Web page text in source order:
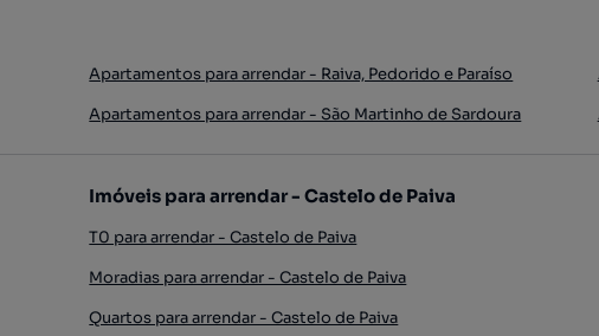
Apartamentos para arrendar - Raiva, Pedorido e Paraíso
Apartamentos para arrendar - São Martinho de Sardoura
Imóveis para arrendar - Castelo de Paiva
T0 para arrendar - Castelo de Paiva
Moradias para arrendar - Castelo de Paiva
Quartos para arrendar - Castelo de Paiva